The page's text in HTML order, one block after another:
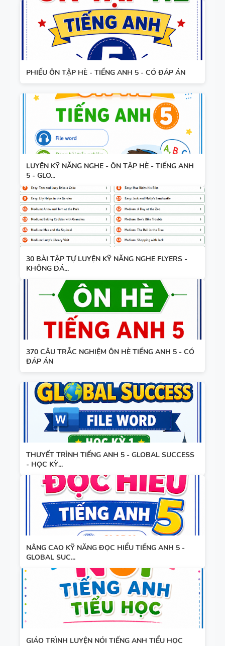
PHIẾU ÔN TẬP HÈ - TIẾNG ANH 5 - CÓ ĐÁP ÁN
LUYỆN KỸ NĂNG NGHE - ÔN TẬP HÈ - TIẾNG ANH
5 - GLO...
30 BÀI TẬP TỰ LUYỆN KỸ NĂNG NGHE FLYERS -
KHÔNG ĐÁ...
370 CÂU TRẮC NGHIỆM ÔN HÈ TIẾNG ANH 5 - CÓ
ĐÁP ÁN
THUYẾT TRÌNH TIẾNG ANH 5 - GLOBAL SUCCESS
- HỌC KỲ...
NÂNG CAO KỸ NĂNG ĐỌC HIỂU TIẾNG ANH 5 -
GLOBAL SUC...
GIÁO TRÌNH LUYỆN NÓI TIẾNG ANH TIỂU HỌC